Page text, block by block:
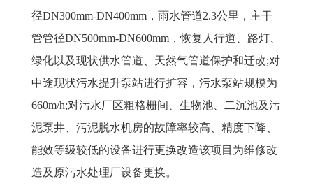
径DN300mm-DN400mm，雨水管道2.3公里，主干
管管径DN500mm-DN600mm，恢复人行道、路灯、
绿化以及现状供水管道、天然气管道保护和迁改;对
中途现状污水提升泵站进行扩容，污水泵站规模为
660m/h;对污水厂区粗格栅间、生物池、二沉池及污
泥泵井、污泥脱水机房的故障率较高、精度下降、
能效等级较低的设备进行更换改造该项目为维修改
造及原污水处理厂设备更换。